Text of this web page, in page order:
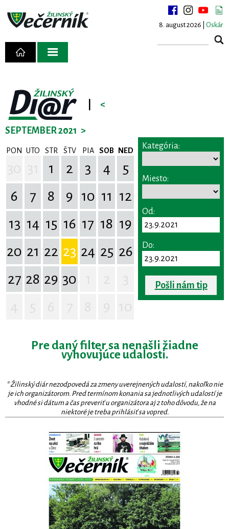
8. august 2026 | Oskár
<
SEPTEMBER 2021 >
PON UTO STR ŠTV PIA SOB NED
1 2 3 4
5
6
7 8 9 10 11 12
13 14 15 16 17 18 19
20 21 22 23 24 25 26
27 28 29 30
Kategória:
Miesto:
Od:
Do:
Pošli nám tip
Pre daný filter sa nenašli žiadne
vyhovujúce udalosti.
* Žilinský diár nezodpovedá za zmeny uverejnených udalostí, nakoľko nie
je ich organizátorom. Pred termínom konania sa jednotlivých udalostí je
vhodné si dátum a čas preveriť u organizátora aj z toho dôvodu, že na
niektoré je treba prihlásiť sa vopred.